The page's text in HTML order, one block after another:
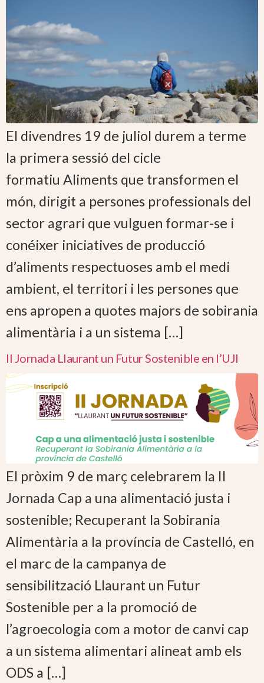
El divendres 19 de juliol durem a terme
la primera sessió del cicle
formatiu Aliments que transformen el
món, dirigit a persones professionals del
sector agrari que vulguen formar-se i
conéixer iniciatives de producció
d’aliments respectuoses amb el medi
ambient, el territori i les persones que
ens apropen a quotes majors de sobirania
alimentària i a un sistema […]
II Jornada Llaurant un Futur Sostenible en l’UJI
El pròxim 9 de març celebrarem la II
Jornada Cap a una alimentació justa i
sostenible; Recuperant la Sobirania
Alimentària a la província de Castelló, en
el marc de la campanya de
sensibilització Llaurant un Futur
Sostenible per a la promoció de
l’agroecologia com a motor de canvi cap
a un sistema alimentari alineat amb els
ODS a […]